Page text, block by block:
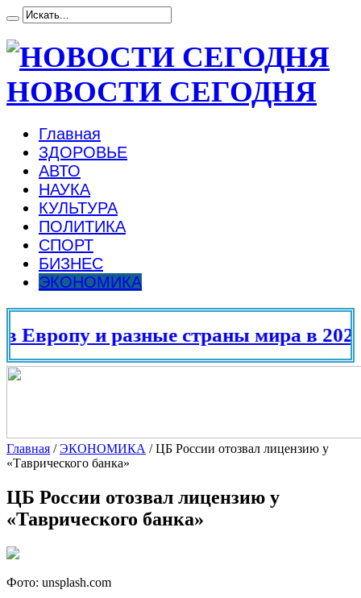
НОВОСТИ СЕГОДНЯ
Главная
ЗДОРОВЬЕ
АВТО
НАУКА
КУЛЬТУРА
ПОЛИТИКА
СПОРТ
БИЗНЕС
ЭКОНОМИКА
и разные страны мира в 2025
Главная /ЭКОНОМИКА /ЦБ России отозвал лицензию у
«Таврического банка»
ЦБ России отозвал лицензию у
«Таврического банка»
Фото: unsplash.com